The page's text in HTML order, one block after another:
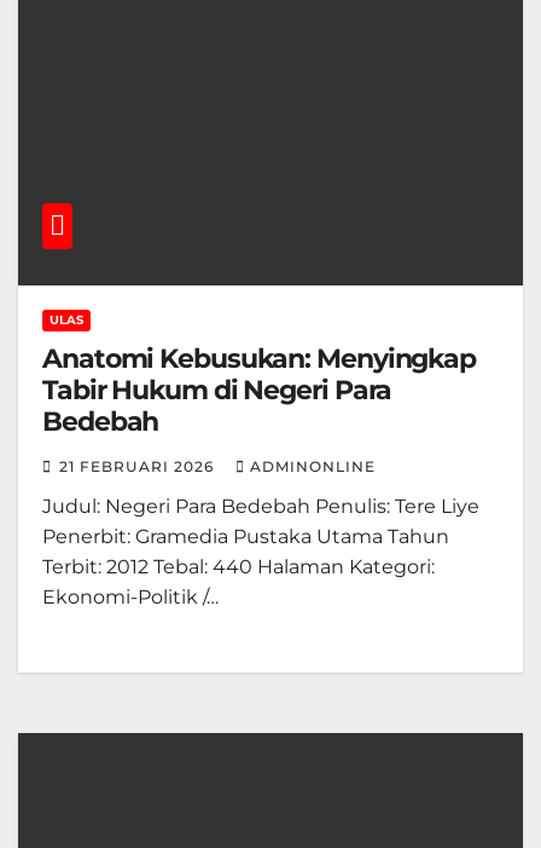
ULAS
Anatomi Kebusukan: Menyingkap
Tabir Hukum di Negeri Para
Bedebah
21 FEBRUARI 2026 ADMINONLINE
Judul: Negeri Para Bedebah Penulis: Tere Liye
Penerbit: Gramedia Pustaka Utama Tahun
Terbit: 2012 Tebal: 440 Halaman Kategori:
Ekonomi-Politik /…